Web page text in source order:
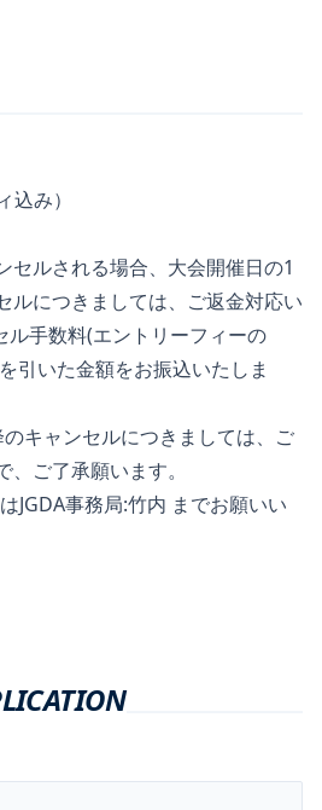
み）
セルされる場合、大会開催日の1
ルにつきましては、ご返金対応い
手数料(エントリーフィーの
引いた金額をお振込いたしま
キャンセルにつきましては、ご
ご了承願います。
JGDA事務局:竹内 までお願いい